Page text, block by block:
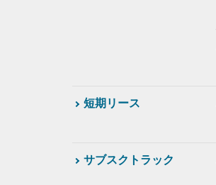
短期リース
サブスクトラック